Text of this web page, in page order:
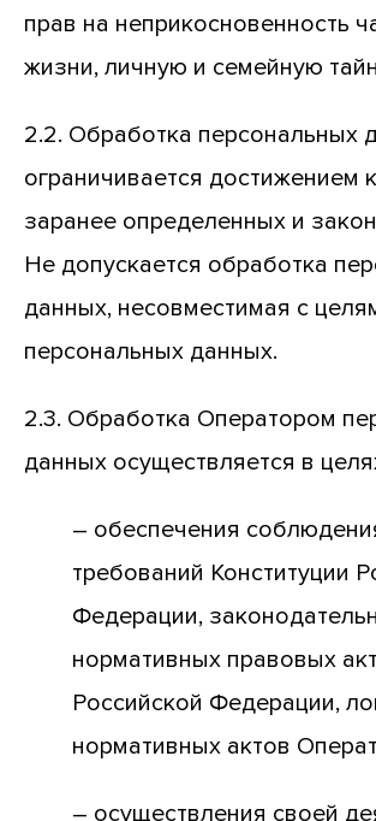
прав на неприкосновенность
жизни, личную и семейную
2.2. Обработка персональных
ограничивается достижением
заранее определенных и
Не допускается обработка
данных, несовместимая с
персональных данных.
2.3. Обработка Оператором
данных осуществляется в
– обеспечения
требований Конституции
Федерации,
нормативных правовых
Российской Федерации,
нормативных актов
– осуществления своей